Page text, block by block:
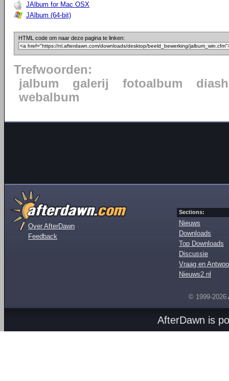
JAlbum for Mac OSX
JAlbum (64-bit)
HTML code om naar deze pagina te linken:
Trefwoorden:
jalbum
galerij fotoalbum
webalbum
Over AfterDawn
Feedback
Sections:
Nieuws
Downloads
Top Downloads
Discussie
Vraag en
Nieuws2.nl
© 1999-2026
AfterDawn is